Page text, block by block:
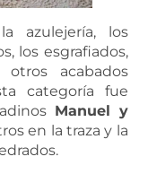
azulejería, los
los esgrafiados,
acabados
categoría fue
Manuel y
en la traza y la